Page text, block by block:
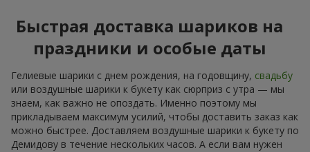
Быстрая доставка шариков на
праздники и особые даты
Гелиевые шарики с днем рождения, на годовщину, свадьбу
или воздушные шарики к букету как сюрприз с утра — мы
знаем, как важно не опоздать. Именно поэтому мы
прикладываем максимум усилий, чтобы доставить заказ как
можно быстрее. Доставляем воздушные шарики к букету по
Демидову в течение нескольких часов. А если вам нужен